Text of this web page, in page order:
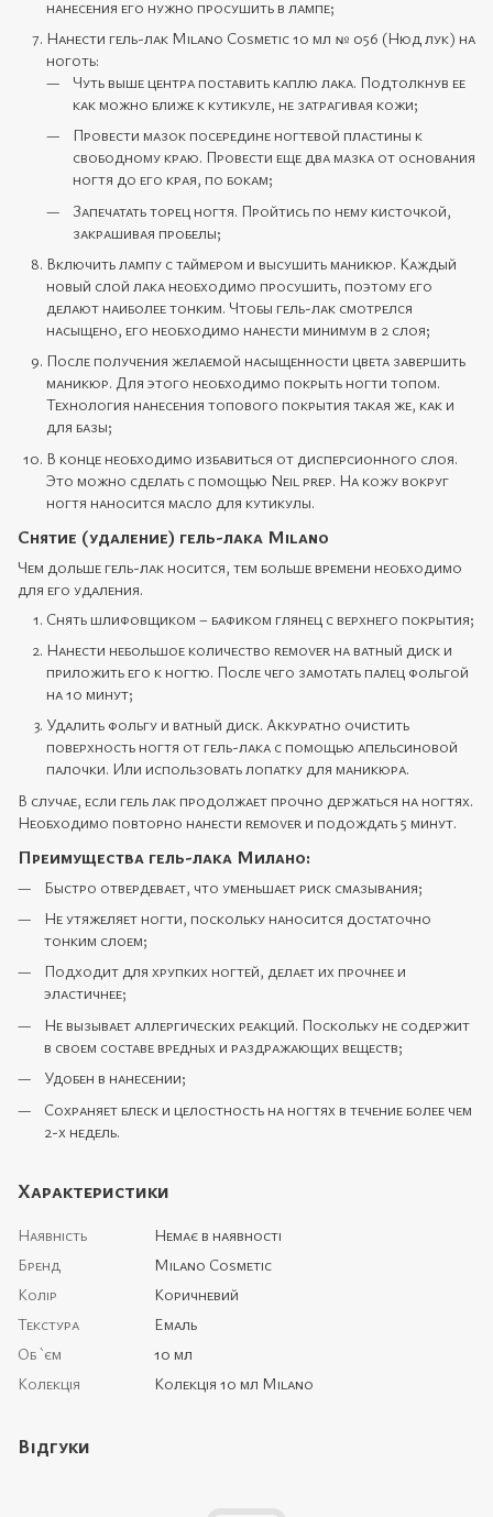
нанесения его нужно просушить в лампе;
Нанести гель-лак Milano Cosmetic 10 мл № 056 (Нюд лук) на
ноготь:
Чуть выше центра поставить каплю лака. Подтолкнув ее
как можно ближе к кутикуле, не затрагивая кожи;
Провести мазок посередине ногтевой пластины к
свободному краю. Провести еще два мазка от основания
ногтя до его края, по бокам;
Запечатать торец ногтя. Пройтись по нему кисточкой,
закрашивая пробелы;
Включить лампу с таймером и высушить маникюр. Каждый
новый слой лака необходимо просушить, поэтому его
делают наиболее тонким. Чтобы гель-лак смотрелся
насыщено, его необходимо нанести минимум в 2 слоя;
После получения желаемой насыщенности цвета завершить
маникюр. Для этого необходимо покрыть ногти топом.
Технология нанесения топового покрытия такая же, как и
для базы;
В конце необходимо избавиться от дисперсионного слоя.
Это можно сделать с помощью Neil prep. На кожу вокруг
ногтя наносится масло для кутикулы.
Снятие (удаление) гель-лака Milano
Чем дольше гель-лак носится, тем больше времени необходимо
для его удаления.
Снять шлифовщиком – бафиком глянец с верхнего покрытия;
Нанести небольшое количество remover на ватный диск и
приложить его к ногтю. После чего замотать палец фольгой
на 10 минут;
Удалить фольгу и ватный диск. Аккуратно очистить
поверхность ногтя от гель-лака с помощью апельсиновой
палочки. Или использовать лопатку для маникюра.
В случае, если гель лак продолжает прочно держаться на ногтях.
Необходимо повторно нанести rеmover и подождать 5 минут.
Преимущества гель-лака Милано:
Быстро отвердевает, что уменьшает риск смазывания;
Не утяжеляет ногти, поскольку наносится достаточно
тонким слоем;
Подходит для хрупких ногтей, делает их прочнее и
эластичнее;
Не вызывает аллергических реакций. Поскольку не содержит
в своем составе вредных и раздражающих веществ;
Удобен в нанесении;
Сохраняет блеск и целостность на ногтях в течение более чем
2-х недель.
Характеристики
Наявність
Немає в наявності
Бренд
Milano Cosmetic
Колір
Коричневий
Текстура
Емаль
Об `єм
10 мл
Колекція
Колекція 10 мл Milano
Відгуки